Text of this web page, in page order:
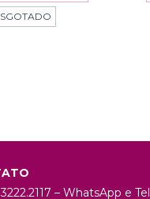
– WhatsApp e